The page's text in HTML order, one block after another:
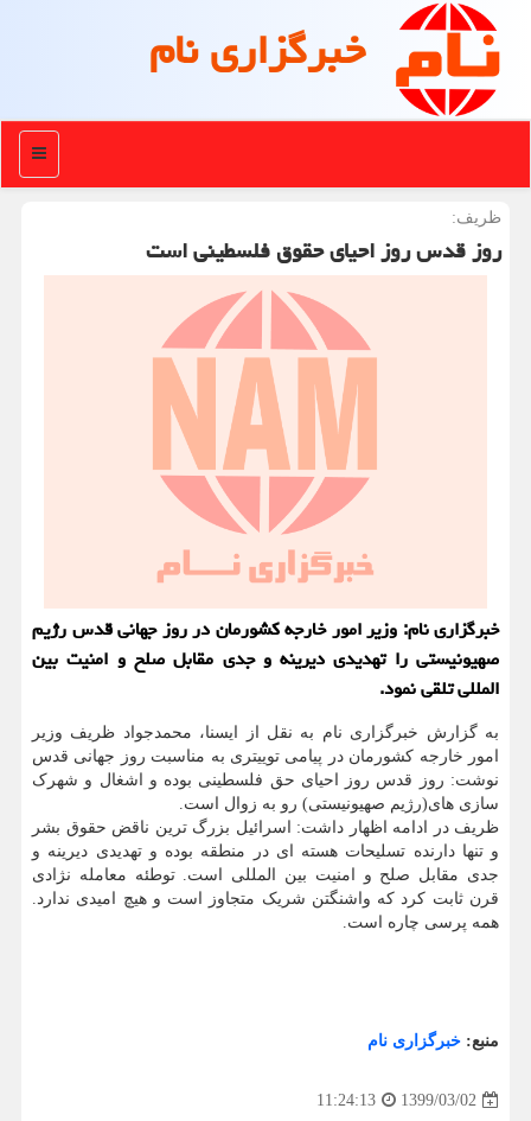
خبرگزاری نام
منو
ظریف:
روز قدس روز احیای حقوق فلسطینی است
خبرگزاری نام: وزیر امور خارجه كشورمان در روز جهانی قدس رژیم
صهیونیستی را تهدیدی دیرینه و جدی مقابل صلح و امنیت بین
المللی تلقی نمود.
به گزارش خبرگزاری نام به نقل از ایسنا، محمدجواد ظریف وزیر
امور خارجه کشورمان در پیامی توییتری به مناسبت روز جهانی قدس
نوشت: روز قدس روز احیای حق فلسطینی بوده و اشغال و شهرک
سازی های(رژیم صهیونیستی) رو به زوال است.
ظریف در ادامه اظهار داشت: اسرائیل بزرگ ترین ناقض حقوق بشر
و تنها دارنده تسلیحات هسته ای در منطقه بوده و تهدیدی دیرینه و
جدی مقابل صلح و امنیت بین المللی است. توطئه معامله نژادی
قرن ثابت کرد که واشنگتن شریک متجاوز است و هیچ امیدی ندارد.
همه پرسی چاره است.
منبع: خبرگزاری نام
1399/03/02
11:24:13